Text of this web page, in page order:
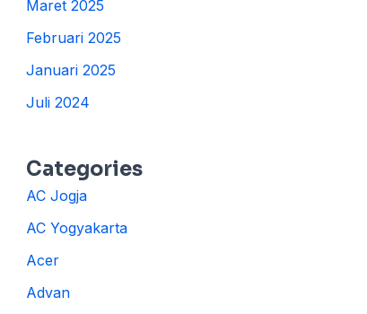
Maret 2025
Februari 2025
Januari 2025
Juli 2024
Categories
AC Jogja
AC Yogyakarta
Acer
Advan